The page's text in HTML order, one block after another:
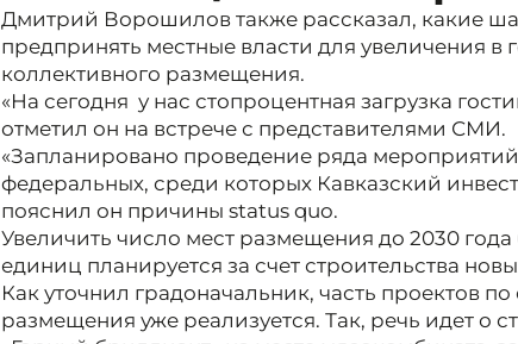
Дмитрий Ворошилов также рассказал, какие
предпринять местные власти для увеличения в
коллективного размещения.
«На сегодня у нас стопроцентная загрузка
отметил он на встрече с представителями СМИ.
«Запланировано проведение ряда мероприятий
федеральных, среди которых Кавказский
пояснил он причины status quo.
Увеличить число мест размещения до 2030 года
единиц планируется за счет строительства
Как уточнил градоначальник, часть проектов
размещения уже реализуется. Так, речь идет о